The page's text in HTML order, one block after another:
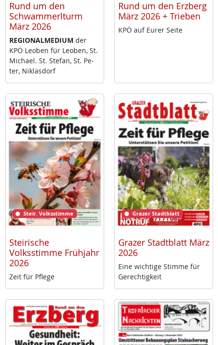
Rund um den
Schwammerlturm
März 2026
RE­GIO­NAL­ME­DI­UM der
KPÖ Leo­ben für Leo­ben, St.
Mi­cha­el. St. Ste­fan, St. Pe­
ter, Niklas­dorf
Rund um den Erzberg
März 2026 + Trieben
KPÖ auf Eu­rer Sei­te
Steir. Volksstimme
Steirische
Volksstimme Frühjahr
2026
Zeit für Pf­le­ge
Grazer Stadtblatt
Grazer Stadtblatt März
2026
Ei­ne wich­ti­ge Stim­me für
Ge­rech­tig­keit